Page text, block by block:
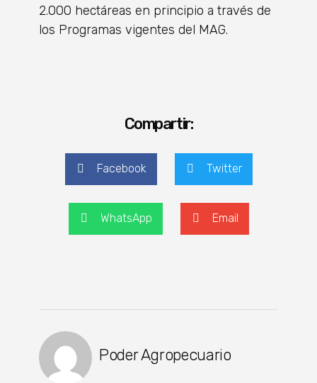
2.000 hectáreas en principio a través de
los Programas vigentes del MAG.
Compartir:
Facebook Twitter
WhatsApp Email
Poder Agropecuario